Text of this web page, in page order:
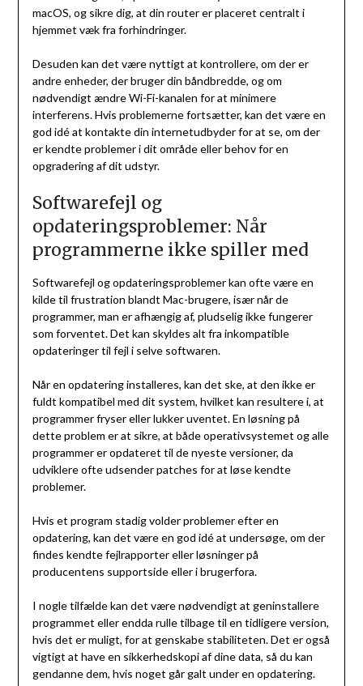
macOS, og sikre dig, at din router er placeret centralt i
hjemmet væk fra forhindringer.
Desuden kan det være nyttigt at kontrollere, om der er
andre enheder, der bruger din båndbredde, og om
nødvendigt ændre Wi-Fi-kanalen for at minimere
interferens. Hvis problemerne fortsætter, kan det være en
god idé at kontakte din internetudbyder for at se, om der
er kendte problemer i dit område eller behov for en
opgradering af dit udstyr.
Softwarefejl og
opdateringsproblemer: Når
programmerne ikke spiller med
Softwarefejl og opdateringsproblemer kan ofte være en
kilde til frustration blandt Mac-brugere, især når de
programmer, man er afhængig af, pludselig ikke fungerer
som forventet. Det kan skyldes alt fra inkompatible
opdateringer til fejl i selve softwaren.
Når en opdatering installeres, kan det ske, at den ikke er
fuldt kompatibel med dit system, hvilket kan resultere i, at
programmer fryser eller lukker uventet. En løsning på
dette problem er at sikre, at både operativsystemet og alle
programmer er opdateret til de nyeste versioner, da
udviklere ofte udsender patches for at løse kendte
problemer.
Hvis et program stadig volder problemer efter en
opdatering, kan det være en god idé at undersøge, om der
findes kendte fejlrapporter eller løsninger på
producentens supportside eller i brugerfora.
I nogle tilfælde kan det være nødvendigt at geninstallere
programmet eller endda rulle tilbage til en tidligere version,
hvis det er muligt, for at genskabe stabiliteten. Det er også
vigtigt at have en sikkerhedskopi af dine data, så du kan
gendanne dem, hvis noget går galt under en opdatering.